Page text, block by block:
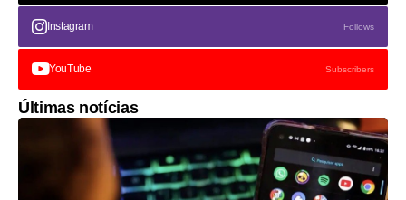
Instagram Follows
YouTube Subscribers
Últimas notícias